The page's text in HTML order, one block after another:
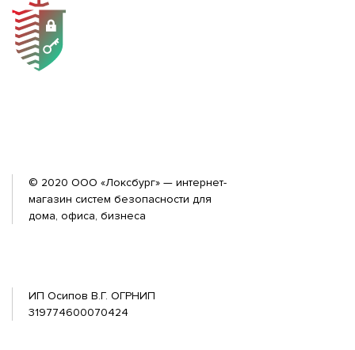
© 2020 ООО «Локсбург» — интернет-
магазин систем безопасности для
дома, офиса, бизнеса
ИП Осипов В.Г. ОГРНИП
319774600070424